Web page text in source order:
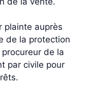
plainte auprès
de la protection
de la
par civile pour